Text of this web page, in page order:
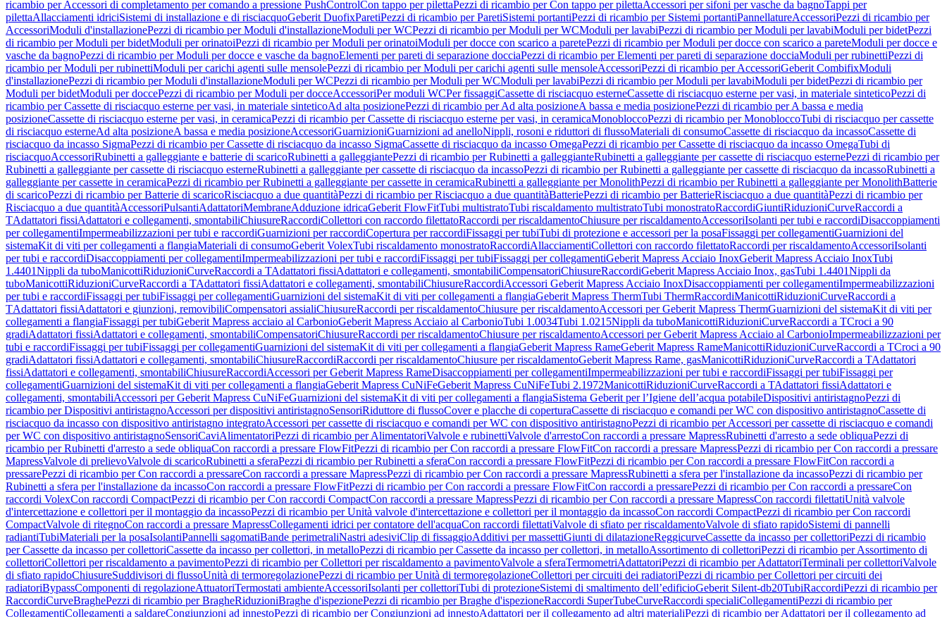
ricambio per Accessori di completamento per comando a pressione PushControlCon tappo per pilettaPezzi di ricambio per Con tappo per pilettaAccessori per sifoni per vasche da bagnoTappi per
pilettaAllacciamenti idriciSistemi di installazione e di risciacquoGeberit DuofixParetiPezzi di ricambio per ParetiSistemi portantiPezzi di ricambio per Sistemi portantiPannellatureAccessoriPezzi di ricambio per
AccessoriModuli d'installazionePezzi di ricambio per Moduli d'installazioneModuli per WCPezzi di ricambio per Moduli per WCModuli per lavabiPezzi di ricambio per Moduli per lavabiModuli per bidetPezzi
di ricambio per Moduli per bidetModuli per orinatoiPezzi di ricambio per Moduli per orinatoiModuli per docce con scarico a paretePezzi di ricambio per Moduli per docce con scarico a pareteModuli per docce e
vasche da bagnoPezzi di ricambio per Moduli per docce e vasche da bagnoElementi per pareti di separazione docciaPezzi di ricambio per Elementi per pareti di separazione docciaModuli per rubinettiPezzi di
ricambio per Moduli per rubinettiModuli per carichi agenti sulle mensolePezzi di ricambio per Moduli per carichi agenti sulle mensoleAccessoriPezzi di ricambio per AccessoriGeberit CombifixModuli
d'installazionePezzi di ricambio per Moduli d'installazioneModuli per WCPezzi di ricambio per Moduli per WCModuli per lavabiPezzi di ricambio per Moduli per lavabiModuli per bidetPezzi di ricambio per
Moduli per bidetModuli per doccePezzi di ricambio per Moduli per docceAccessoriPer moduli WCPer fissaggiCassette di risciacquo esterneCassette di risciacquo esterne per vasi, in materiale sinteticoPezzi di
ricambio per Cassette di risciacquo esterne per vasi, in materiale sinteticoAd alta posizionePezzi di ricambio per Ad alta posizioneA bassa e media posizionePezzi di ricambio per A bassa e media
posizioneCassette di risciacquo esterne per vasi, in ceramicaPezzi di ricambio per Cassette di risciacquo esterne per vasi, in ceramicaMonobloccoPezzi di ricambio per MonobloccoTubi di risciacquo per cassette
di risciacquo esterneAd alta posizioneA bassa e media posizioneAccessoriGuarnizioniGuarnizioni ad anelloNippli, rosoni e riduttori di flussoMateriali di consumoCassette di risciacquo da incassoCassette di
risciacquo da incasso SigmaPezzi di ricambio per Cassette di risciacquo da incasso SigmaCassette di risciacquo da incasso OmegaPezzi di ricambio per Cassette di risciacquo da incasso OmegaTubi di
risciacquoAccessoriRubinetti a galleggiante e batterie di scaricoRubinetti a galleggiantePezzi di ricambio per Rubinetti a galleggianteRubinetti a galleggiante per cassette di risciacquo esternePezzi di ricambio per
Rubinetti a galleggiante per cassette di risciacquo esterneRubinetti a galleggiante per cassette di risciacquo da incassoPezzi di ricambio per Rubinetti a galleggiante per cassette di risciacquo da incassoRubinetti a
galleggiante per cassette in ceramicaPezzi di ricambio per Rubinetti a galleggiante per cassette in ceramicaRubinetti a galleggiante per MonolithPezzi di ricambio per Rubinetti a galleggiante per MonolithBatterie
di scaricoPezzi di ricambio per Batterie di scaricoRisciacquo a due quantitàPezzi di ricambio per Risciacquo a due quantitàBatteriePezzi di ricambio per BatterieRisciacquo a due quantitàPezzi di ricambio per
Risciacquo a due quantitàAccessoriPulsantiAdattatoriMembraneAdduzione idricaGeberit FlowFitTubi multistratoTubi riscaldamento multistratoTubi monostratoRaccordiGiuntiRiduzioniCurveRaccordi a
TAdattatori fissiAdattatori e collegamenti, smontabiliChiusureRaccordiCollettori con raccordo filettatoRaccordi per riscaldamentoChiusure per riscaldamentoAccessoriIsolanti per tubi e raccordiDisaccoppiamenti
per collegamentiImpermeabilizzazioni per tubi e raccordiGuarnizioni per raccordiCopertura per raccordiFissaggi per tubiTubi di protezione e accessori per la posaFissaggi per collegamentiGuarnizioni del
sistemaKit di viti per collegamenti a flangiaMateriali di consumoGeberit VolexTubi riscaldamento monostratoRaccordiAllacciamentiCollettori con raccordo filettatoRaccordi per riscaldamentoAccessoriIsolanti
per tubi e raccordiDisaccoppiamenti per collegamentiImpermeabilizzazioni per tubi e raccordiFissaggi per tubiFissaggi per collegamentiGeberit Mapress Acciaio InoxGeberit Mapress Acciaio InoxTubi
1.4401Nippli da tuboManicottiRiduzioniCurveRaccordi a TAdattatori fissiAdattatori e collegamenti, smontabiliCompensatoriChiusureRaccordiGeberit Mapress Acciaio Inox, gasTubi 1.4401Nippli da
tuboManicottiRiduzioniCurveRaccordi a TAdattatori fissiAdattatori e collegamenti, smontabiliChiusureRaccordiAccessori Geberit Mapress Acciaio InoxDisaccoppiamenti per collegamentiImpermeabilizzazioni
per tubi e raccordiFissaggi per tubiFissaggi per collegamentiGuarnizioni del sistemaKit di viti per collegamenti a flangiaGeberit Mapress ThermTubi ThermRaccordiManicottiRiduzioniCurveRaccordi a
TAdattatori fissiAdattatori e giunzioni, removibiliCompensatori assialiChiusureRaccordi per riscaldamentoChiusure per riscaldamentoAccessori per Geberit Mapress ThermGuarnizioni del sistemaKit di viti per
collegamenti a flangiaFissaggi per tubiGeberit Mapress acciaio al CarbonioGeberit Mapress Acciaio al CarbonioTubi 1.0034Tubi 1.0215Nippli da tuboManicottiRiduzioniCurveRaccordi a TCroci a 90
gradiAdattatori fissiAdattatori e collegamenti, smontabiliCompensatoriChiusureRaccordi per riscaldamentoChiusure per riscaldamentoAccessori per Geberit Mapress Acciaio al CarbonioImpermeabilizzazioni per
tubi e raccordiFissaggi per tubiFissaggi per collegamentiGuarnizioni del sistemaKit di viti per collegamenti a flangiaGeberit Mapress RameGeberit Mapress RameManicottiRiduzioniCurveRaccordi a TCroci a 90
gradiAdattatori fissiAdattatori e collegamenti, smontabiliChiusureRaccordiRaccordi per riscaldamentoChiusure per riscaldamentoGeberit Mapress Rame, gasManicottiRiduzioniCurveRaccordi a TAdattatori
fissiAdattatori e collegamenti, smontabiliChiusureRaccordiAccessori per Geberit Mapress RameDisaccoppiamenti per collegamentiImpermeabilizzazioni per tubi e raccordiFissaggi per tubiFissaggi per
collegamentiGuarnizioni del sistemaKit di viti per collegamenti a flangiaGeberit Mapress CuNiFeGeberit Mapress CuNiFeTubi 2.1972ManicottiRiduzioniCurveRaccordi a TAdattatori fissiAdattatori e
collegamenti, smontabiliAccessori per Geberit Mapress CuNiFeGuarnizioni del sistemaKit di viti per collegamenti a flangiaSistema Geberit per l’Igiene dell’acqua potabileDispositivi antiristagnoPezzi di
ricambio per Dispositivi antiristagnoAccessori per dispositivi antiristagnoSensoriRiduttore di flussoCover e placche di coperturaCassette di risciacquo e comandi per WC con dispositivo antiristagnoCassette di
risciacquo da incasso con dispositivo antiristagno integratoAccessori per cassette di risciacquo e comandi per WC con dispositivo antiristagnoPezzi di ricambio per Accessori per cassette di risciacquo e comandi
per WC con dispositivo antiristagnoSensoriCaviAlimentatoriPezzi di ricambio per AlimentatoriValvole e rubinettiValvole d'arrestoCon raccordi a pressare MapressRubinetti d'arresto a sede obliquaPezzi di
ricambio per Rubinetti d'arresto a sede obliquaCon raccordi a pressare FlowFitPezzi di ricambio per Con raccordi a pressare FlowFitCon raccordi a pressare MapressPezzi di ricambio per Con raccordi a pressare
MapressValvole di prelievoValvole di scaricoRubinetti a sferaPezzi di ricambio per Rubinetti a sferaCon raccordi a pressare FlowFitPezzi di ricambio per Con raccordi a pressare FlowFitCon raccordi a
pressarePezzi di ricambio per Con raccordi a pressareCon raccordi a pressare MapressPezzi di ricambio per Con raccordi a pressare MapressRubinetti a sfera per l'installazione da incassoPezzi di ricambio per
Rubinetti a sfera per l'installazione da incassoCon raccordi a pressare FlowFitPezzi di ricambio per Con raccordi a pressare FlowFitCon raccordi a pressarePezzi di ricambio per Con raccordi a pressareCon
raccordi VolexCon raccordi CompactPezzi di ricambio per Con raccordi CompactCon raccordi a pressare MapressPezzi di ricambio per Con raccordi a pressare MapressCon raccordi filettatiUnità valvole
d'intercettazione e collettori per il montaggio da incassoPezzi di ricambio per Unità valvole d'intercettazione e collettori per il montaggio da incassoCon raccordi CompactPezzi di ricambio per Con raccordi
CompactValvole di ritegnoCon raccordi a pressare MapressCollegamenti idrici per contatore dell'acquaCon raccordi filettatiValvole di sfiato per riscaldamentoValvole di sfiato rapidoSistemi di pannelli
radiantiTubiMateriali per la posaIsolantiPannelli sagomatiBande perimetraliNastri adesiviClip di fissaggioAdditivi per massettiGiunti di dilatazioneReggicurveCassette da incasso per collettoriPezzi di ricambio
per Cassette da incasso per collettoriCassette da incasso per collettori, in metalloPezzi di ricambio per Cassette da incasso per collettori, in metalloAssortimento di collettoriPezzi di ricambio per Assortimento di
collettoriCollettori per riscaldamento a pavimentoPezzi di ricambio per Collettori per riscaldamento a pavimentoValvole a sferaTermometriAdattatoriPezzi di ricambio per AdattatoriTerminali per collettoriValvole
di sfiato rapidoChiusureSuddivisori di flussoUnità di termoregolazionePezzi di ricambio per Unità di termoregolazioneCollettori per circuiti dei radiatoriPezzi di ricambio per Collettori per circuiti dei
radiatoriBypassComponenti di regolazioneAttuatoriTermostati ambienteAccessoriIsolanti per collettoriTubi di protezioneSistemi di smaltimento dell’edificioGeberit Silent-db20TubiRaccordiPezzi di ricambio per
RaccordiCurveBraghePezzi di ricambio per BragheRiduzioniBraghe d'ispezionePezzi di ricambio per Braghe d'ispezioneRaccordi SuperTubeCurveRaccordi specialiCollegamentiPezzi di ricambio per
CollegamentiCollegamenti a saldareCongiunzioni ad innestoPezzi di ricambio per Congiunzioni ad innestoAdattatori per il collegamento ad altri materialiPezzi di ricambio per Adattatori per il collegamento ad